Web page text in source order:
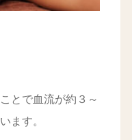
とで血流が約３～
ます。